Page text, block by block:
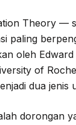
Theory —
paling
oleh
of
dua jenis
dorongan